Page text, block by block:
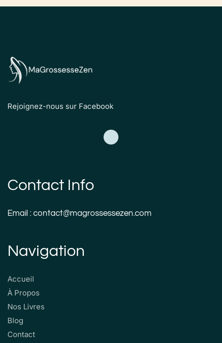
Rejoignez-nous sur Facebook
Contact Info
Email : contact@magrossessezen.com
Navigation
Accueil
À Propos
Nos Livres
Blog
Contact